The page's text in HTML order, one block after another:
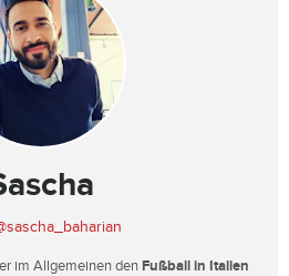
im Allgemeinen den Fußball in Italien